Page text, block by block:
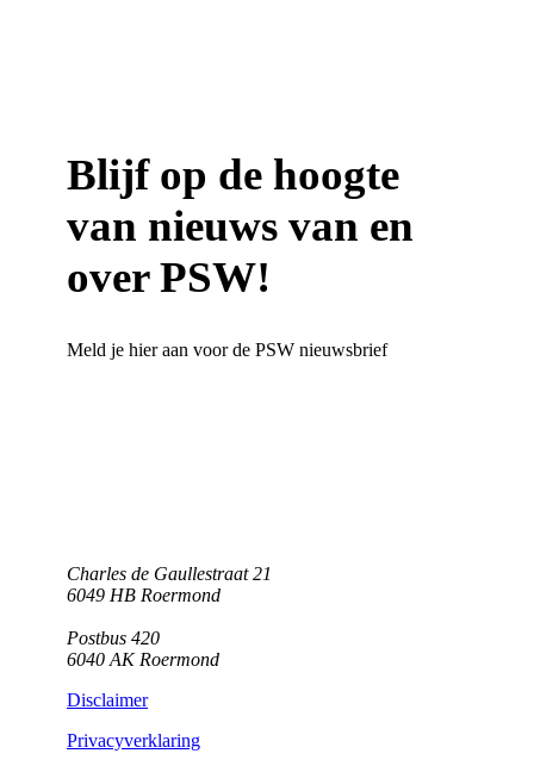
Blijf op de hoogte
van nieuws van en
over PSW!
Meld je hier aan voor de PSW nieuwsbrief
Charles de Gaullestraat 21
6049 HB Roermond
Postbus 420
6040 AK Roermond
Disclaimer
Privacyverklaring